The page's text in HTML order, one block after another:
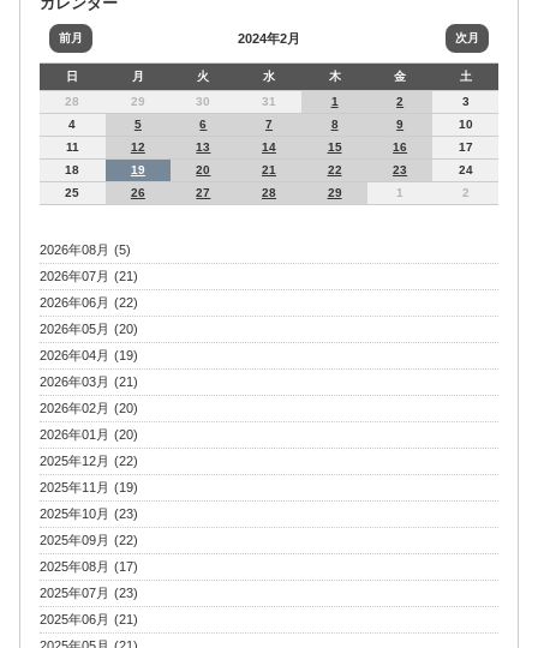
前月 2024年2月 次月
日 月 火 水 木 金
土
28
29 30 31 1 2
3
4
5 6 7 8 9
10
11
12 13 14 15 16
17
18
19 20 21 22 23
24
25
26 27 28 29 1 2
2026年08月 (5)
2026年07月 (21)
2026年06月 (22)
2026年05月 (20)
2026年04月 (19)
2026年03月 (21)
2026年02月 (20)
2026年01月 (20)
2025年12月 (22)
2025年11月 (19)
2025年10月 (23)
2025年09月 (22)
2025年08月 (17)
2025年07月 (23)
2025年06月 (21)
2025年05月 (21)